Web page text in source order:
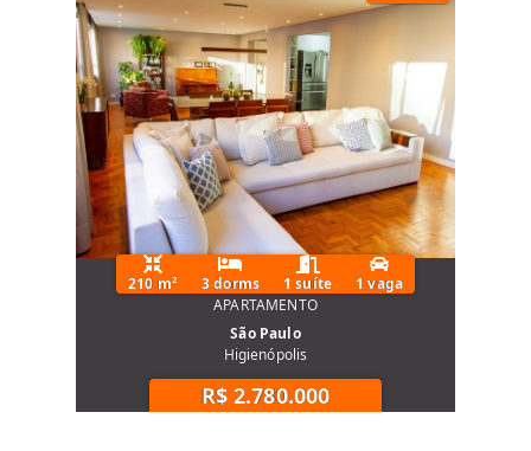
210 m² 3 dorms 1 suíte
1 vaga
APARTAMENTO
São Paulo
Higienópolis
R$ 2.780.000